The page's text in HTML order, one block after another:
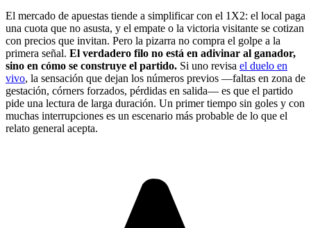
El mercado de apuestas tiende a simplificar con el 1X2: el local paga
una cuota que no asusta, y el empate o la victoria visitante se cotizan
con precios que invitan. Pero la pizarra no compra el golpe a la
primera señal. El verdadero filo no está en adivinar al ganador,
sino en cómo se construye el partido. Si uno revisa el duelo en
vivo, la sensación que dejan los números previos —faltas en zona de
gestación, córners forzados, pérdidas en salida— es que el partido
pide una lectura de larga duración. Un primer tiempo sin goles y con
muchas interrupciones es un escenario más probable de lo que el
relato general acepta.